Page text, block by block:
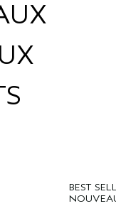
BEST